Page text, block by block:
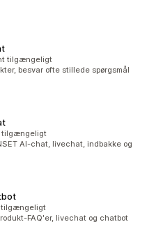
tilgængeligt
besvar ofte stillede spørgsmål
tilgængeligt
AI-chat, livechat, indbakke og
tilgængeligt
FAQ'er, livechat og chatbot